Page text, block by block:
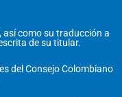
como su traducción a
de su titular.
del Consejo Colombiano